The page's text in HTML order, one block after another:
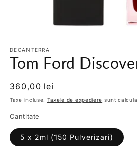
media
1
într-
modală
DECANTERRA
Tom Ford
Preț
obișnuit
360,00 lei
Taxe incluse. Taxele de expediere sunt
Cantitate
5 x 2ml (150 Pulverizari)